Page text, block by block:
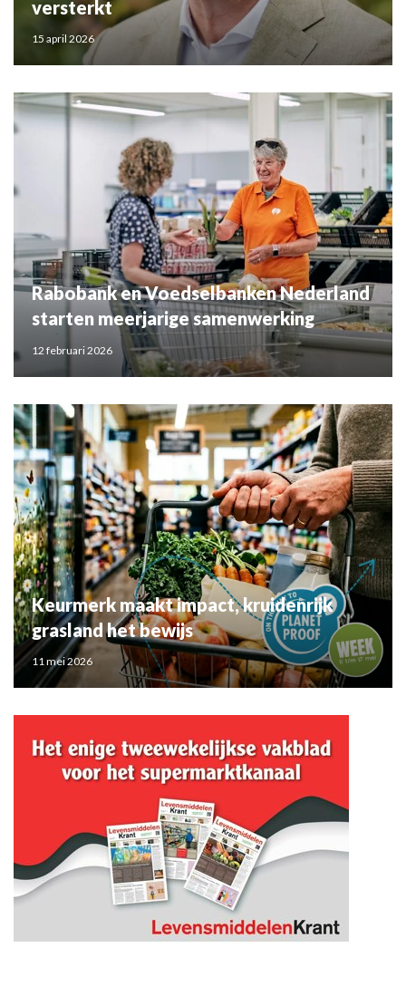
versterkt
15 april 2026
Rabobank en Voedselbanken Nederland
starten meerjarige samenwerking
12 februari 2026
Keurmerk maakt impact, kruidenrijk
grasland het bewijs
11 mei 2026